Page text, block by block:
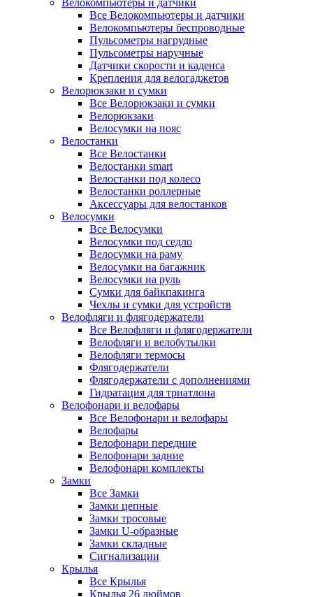
Велокомпьютеры и датчики
Все Велокомпьютеры и датчики
Велокомпьютеры беспроводные
Пульсометры нагрудные
Пульсометры наручные
Датчики скорости и каденса
Крепления для велогаджетов
Велорюкзаки и сумки
Все Велорюкзаки и сумки
Велорюкзаки
Велосумки на пояс
Велостанки
Все Велостанки
Велостанки smart
Велостанки под колесо
Велостанки роллерные
Аксессуары для велостанков
Велосумки
Все Велосумки
Велосумки под седло
Велосумки на раму
Велосумки на багажник
Велосумки на руль
Сумки для байкпакинга
Чехлы и сумки для устройств
Велофляги и флягодержатели
Все Велофляги и флягодержатели
Велофляги и велобутылки
Велофляги термосы
Флягодержатели
Флягодержатели с дополнениями
Гидратация для триатлона
Велофонари и велофары
Все Велофонари и велофары
Велофары
Велофонари передние
Велофонари задние
Велофонари комплекты
Замки
Все Замки
Замки цепные
Замки тросовые
Замки U-образные
Замки складные
Сигнализации
Крылья
Все Крылья
Крылья 26 дюймов